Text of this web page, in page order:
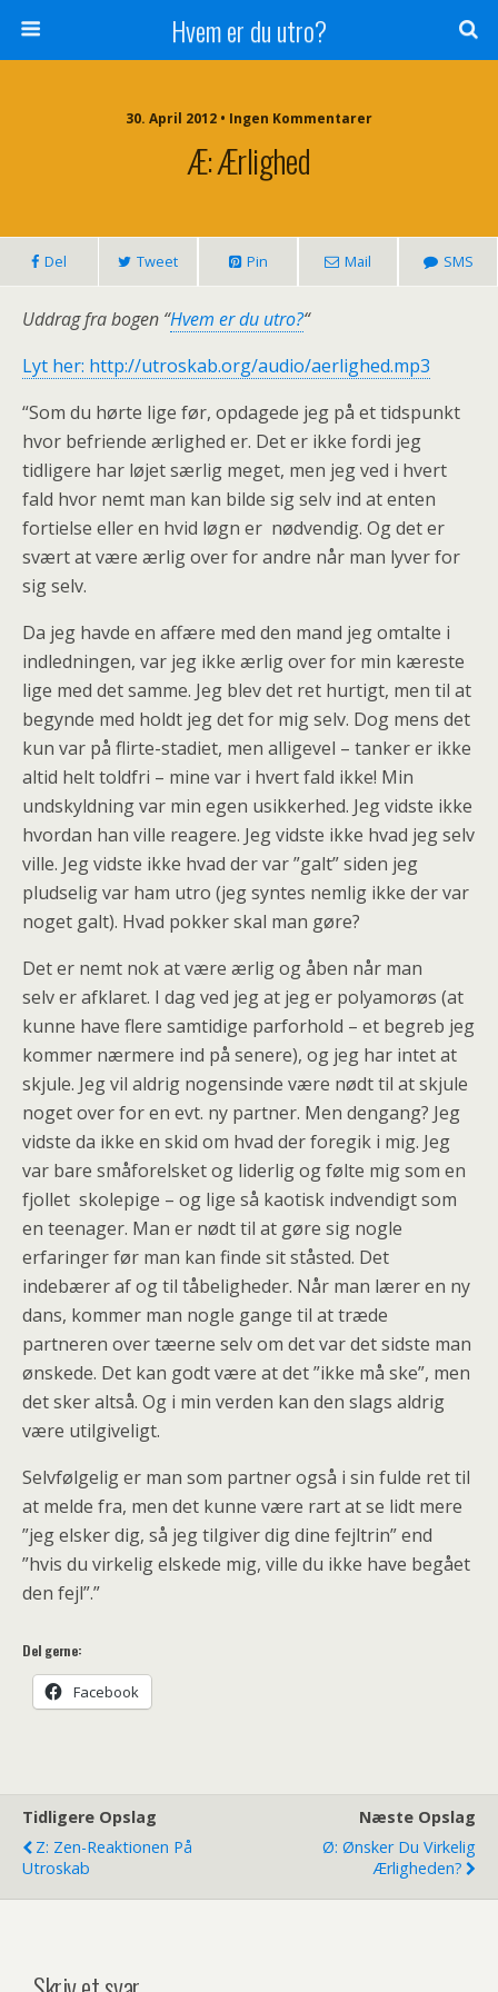
Hvem er du utro?
30. April 2012 • Ingen Kommentarer
Æ: Ærlighed
Del Tweet Pin Mail SMS
Uddrag fra bogen “Hvem er du utro?“
Lyt her: http://utroskab.org/audio/aerlighed.mp3
“Som du hørte lige før, opdagede jeg på et tidspunkt
hvor befriende ærlighed er. Det er ikke fordi jeg
tidligere har løjet særlig meget, men jeg ved i hvert
fald hvor nemt man kan bilde sig selv ind at enten
fortielse eller en hvid løgn er nødvendig. Og det er
svært at være ærlig over for andre når man lyver for
sig selv.
Da jeg havde en affære med den mand jeg omtalte i
indledningen, var jeg ikke ærlig over for min kæreste
lige med det samme. Jeg blev det ret hurtigt, men til at
begynde med holdt jeg det for mig selv. Dog mens det
kun var på flirte-stadiet, men alligevel – tanker er ikke
altid helt toldfri – mine var i hvert fald ikke! Min
undskyldning var min egen usikkerhed. Jeg vidste ikke
hvordan han ville reagere. Jeg vidste ikke hvad jeg selv
ville. Jeg vidste ikke hvad der var ”galt” siden jeg
pludselig var ham utro (jeg syntes nemlig ikke der var
noget galt). Hvad pokker skal man gøre?
Det er nemt nok at være ærlig og åben når man
selv er afklaret. I dag ved jeg at jeg er polyamorøs (at
kunne have flere samtidige parforhold – et begreb jeg
kommer nærmere ind på senere), og jeg har intet at
skjule. Jeg vil aldrig nogensinde være nødt til at skjule
noget over for en evt. ny partner. Men dengang? Jeg
vidste da ikke en skid om hvad der foregik i mig. Jeg
var bare småforelsket og liderlig og følte mig som en
fjollet skolepige – og lige så kaotisk indvendigt som
en teenager. Man er nødt til at gøre sig nogle
erfaringer før man kan finde sit ståsted. Det
indebærer af og til tåbeligheder. Når man lærer en ny
dans, kommer man nogle gange til at træde
partneren over tæerne selv om det var det sidste man
ønskede. Det kan godt være at det ”ikke må ske”, men
det sker altså. Og i min verden kan den slags aldrig
være utilgiveligt.
Selvfølgelig er man som partner også i sin fulde ret til
at melde fra, men det kunne være rart at se lidt mere
”jeg elsker dig, så jeg tilgiver dig dine fejltrin” end
”hvis du virkelig elskede mig, ville du ikke have begået
den fejl”.”
Del gerne:
Facebook
Tidligere Opslag
Z: Zen-Reaktionen På
Utroskab
Næste Opslag
Ø: Ønsker Du Virkelig
Ærligheden?